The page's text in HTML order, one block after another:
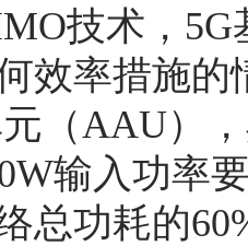
技术，
效率措施的
（AAU）
输入功率
总功耗的